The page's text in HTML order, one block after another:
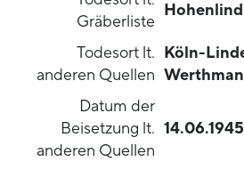
Gräberliste
Hohenlind
Todesort lt.
anderen Quellen
Köln-
Datum der
Beisetzung lt.
anderen Quellen
14.06.1945